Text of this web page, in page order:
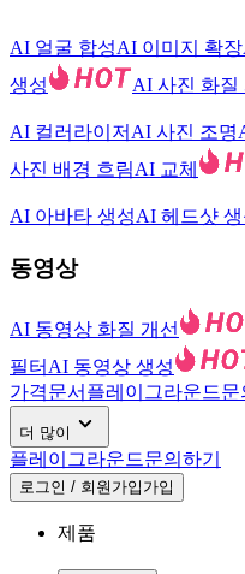
AI 얼굴 합성AI 이미지 확장
생성
AI 사진 화질
AI 컬러라이저 AI 사진 조명
사진 배경 흐림AI 교체
AI 아바타 생성AI 헤드샷 생
동영상
AI 동영상 화질 개선
필터 AI 동영상 생성
가격문서 플레이그라운드문
더 많이
플레이그라운드문의하기
로그인 / 회원가입 가입
제품